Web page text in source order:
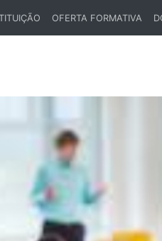
OFERTA FORMATIVA